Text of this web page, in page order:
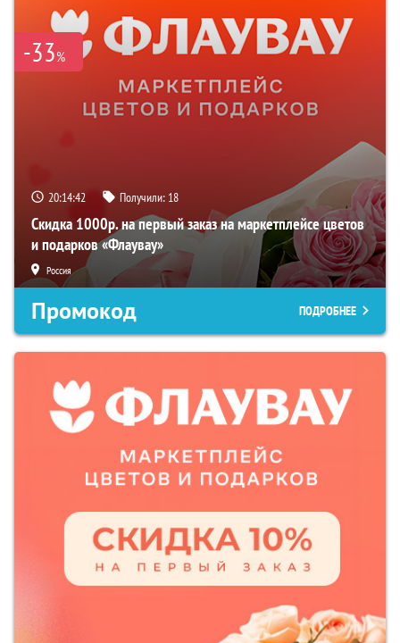
-33%
20:14:41 Получили: 18
Скидка 1000р. на первый заказ на маркетплейсе цветов
и подарков «Флаувау»
Россия
Промокод ПОДРОБНЕЕ